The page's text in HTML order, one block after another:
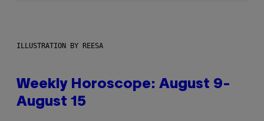
ILLUSTRATION BY REESA
Weekly Horoscope: August 9-
August 15